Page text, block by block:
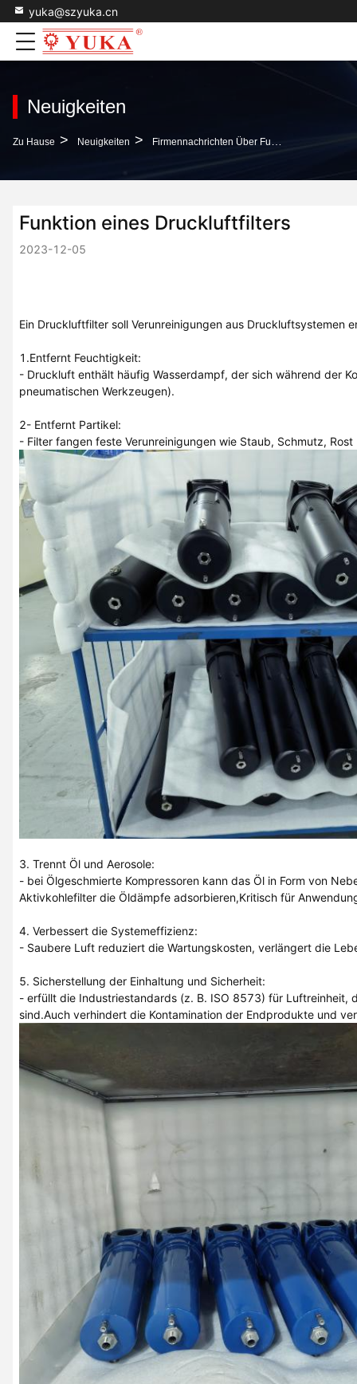
yuka@szyuka.cn
Neuigkeiten
Zu Hause > Neuigkeiten > Firmennachrichten Über Funktion Eines Druckluftfilters
Funktion eines Druckluftfilters
2023-12-05
Ein Druckluftfilter soll Verunreinigungen aus
1.Entfernt Feuchtigkeit:
- Druckluft enthält häufig Wasserdampf, der sich während der
pneumatischen Werkzeugen).
2- Entfernt Partikel:
- Filter fangen feste Verunreinigungen wie Staub, Schmutz,
3. Trennt Öl und Aerosole:
- bei Ölgeschmierte Kompressoren kann das Öl in Form von
Aktivkohlefilter die Öldämpfe adsorbieren,Kritisch für
4. Verbessert die Systemeffizienz:
- Saubere Luft reduziert die Wartungskosten, verlängert die
5. Sicherstellung der Einhaltung und Sicherheit:
- erfüllt die Industriestandards (z. B. ISO 8573) für Luftreinheit,
sind.Auch verhindert die Kontamination der Endprodukte und